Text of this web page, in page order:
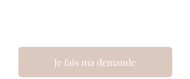
Je fais ma demande